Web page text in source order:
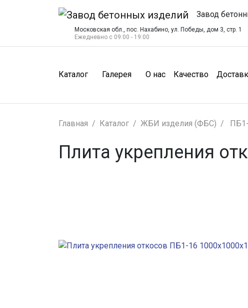
Завод
Московская обл., пос. Нахабино, ул. Победы, дом 3, стр. 1
Ежедневно с 09:00 - 19:00
Каталог Галерея О нас(О нас)
Качество(Качество)
Главная Каталог ЖБИ изделия (ФБС)
Плита укрепления